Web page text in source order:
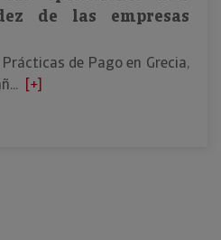
de las empresas
de Pago en Grecia,
[+]